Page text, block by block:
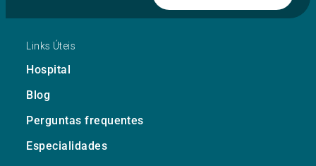
Links Úteis
Hospital
Blog
Perguntas frequentes
Especialidades